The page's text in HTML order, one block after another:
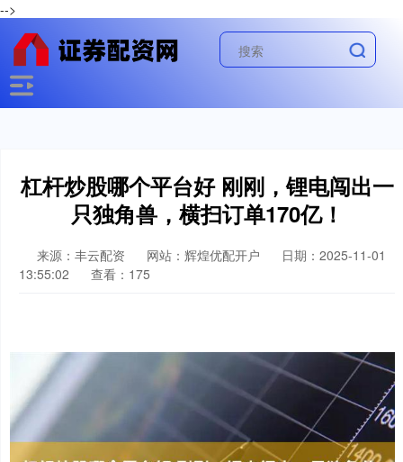
-->
杠杆炒股哪个平台好 刚刚，锂电闯出一
只独角兽，横扫订单170亿！
来源：丰云配资 网站：辉煌优配开户
日期：2025-11-01
13:55:02
查看：175